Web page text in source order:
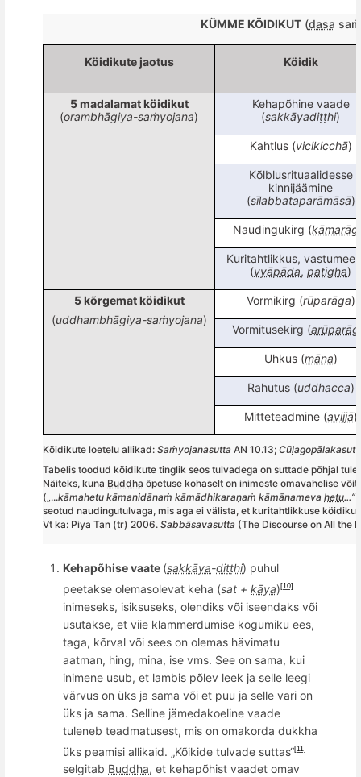
KÜMME KÖIDIKUT(dasa
Köidikute jaotus Köidik
5 madalamat köidikut
(orambhāgiya-saṁyojana)
Kehapõhine vaade
(sakkāyadiṭṭhi)
Kahtlus (vicikicchā)
Kõlblusrituaalidesse
kinnijäämine
(sīlabbataparāmāsā)
Naudingukirg (
Kuritahtlikkus,
(vyāpāda,paṭigha)
5 kõrgemat köidikut
(uddhambhāgiya-saṁyojana)
Vormikirg (rūparāga)
Vormitusekirg (
Uhkus (māna)
Rahutus (uddhacca)
Mitteteadmine (avijjā)
Köidikute loetelu allikad:Saṁyojanasutta AN 10.13;
Tabelis toodud köidikute tinglik seos tulvadega on suttade põhjal
Näiteks, kuna Buddha õpetuse kohaselt on inimeste omavahelise võ
(„...kāmahetu kāmanidānaṁ kāmādhikaraṇaṁ kāmānamevahetu...“
seotud naudingutulvaga, mis agaei välista, et kuritahtlikkuse köidiku
Vt ka: Piya Tan (tr) 2006.Sabbāsavasutta (The Discourse on All the
Kehapõhise vaate (sakkāya-diṭṭhi) puhul
peetakse olemasolevat keha (sat + kāya) [10]
inimeseks, isiksuseks, olendiks või iseendaks või
usutakse, et viie klammerdumise kogumiku ees,
taga, kõrval või sees on olemas hävimatu
aatman, hing, mina, ise vms. See on sama, kui
inimene usub, et lambis põlev leek ja selle leegi
värvus on üks ja sama või et puu ja selle vari on
üks ja sama. Selline jämedakoeline vaade
tuleneb teadmatusest, mis on omakorda dukkha
üks peamisi allikaid. „Kõikide tulvade suttas“[11]
selgitab Buddha, et kehapõhist vaadet omav